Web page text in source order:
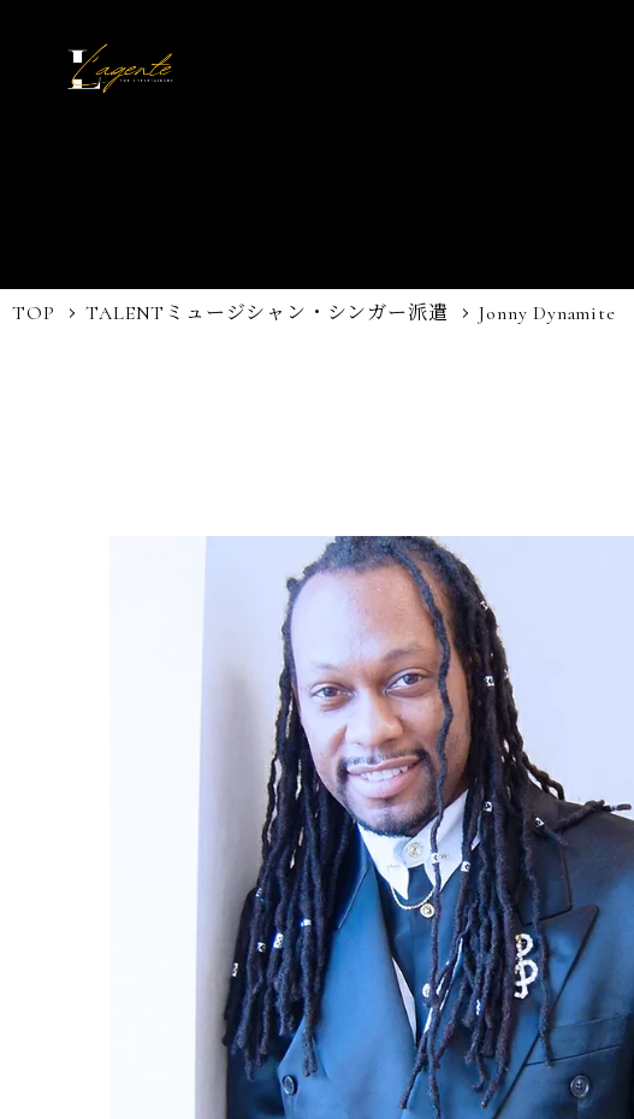
TOP TALENT ミュージシャン・シンガー派遣 Jonny Dynamite